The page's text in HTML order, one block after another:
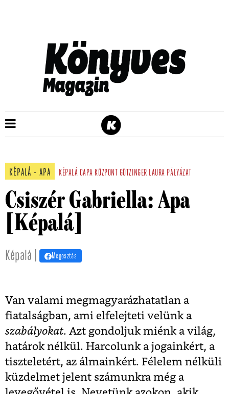
KÉPALÁ - APA KÉPALÁ CAPA KÖZPONT GÖTZINGER LAURA PÁLYÁZAT
Csiszér Gabriella: Apa
[Képalá]
Képalá | Megosztás
Van valami megmagyarázhatatlan a
fiatalságban, ami elfelejteti velünk a
szabályokat. Azt gondoljuk miénk a világ,
határok nélkül. Harcolunk a jogainkért, a
tiszteletért, az álmainkért. Félelem nélküli
küzdelmet jelent számunkra még a